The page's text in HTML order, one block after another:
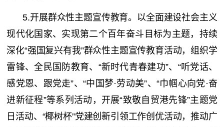
5.开展群众性主题宣传教育。以全面建设社会主义
现代化国家、实现第二个百年奋斗目标为主题，持续
深化“强国复兴有我”群众性主题宣传教育活动，组织学
雷锋、全民国防教育、“新时代青春建功”、“听党话、
感党恩、跟党走”、“中国梦·劳动美”、“巾帼心向党·奋
进新征程”等系列活动，开展“致敬自贸港先锋”主题党
日活动、“椰树杯”党建创新引领工作创优活动，推动广